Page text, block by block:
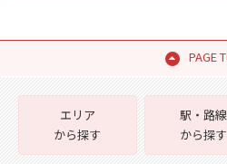
PAGE
エリア
から探す
駅・路線
から探す